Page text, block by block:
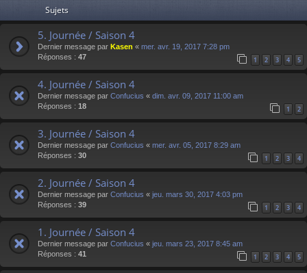
e
Sujets
5. Journée / Saison 4
Dernier message par Kasen « mer. avr. 19, 2017 7:28 pm
Réponses : 47 1 2 3 4 5
4. Journée / Saison 4
Dernier message par Confucius « dim. avr. 09, 2017 11:00 am
Réponses : 18 1 2
3. Journée / Saison 4
Dernier message par Confucius « mer. avr. 05, 2017 8:29 am
Réponses : 30 1 2 3 4
2. Journée / Saison 4
Dernier message par Confucius « jeu. mars 30, 2017 4:03 pm
Réponses : 39 1 2 3 4
1. Journée / Saison 4
Dernier message par Confucius « jeu. mars 23, 2017 8:45 am
Réponses : 41 1 2 3 4 5